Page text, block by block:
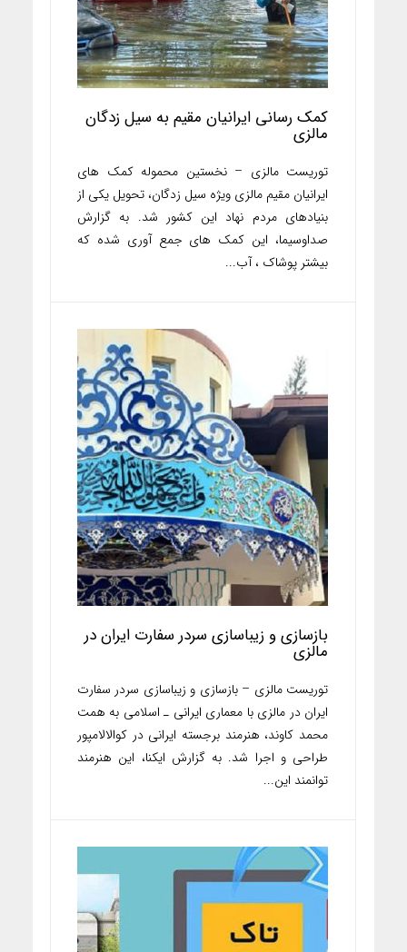
کمک رسانی ایرانیان مقیم به سیل زدگان
مالزی
توریست مالزی – نخستین محموله کمک های
ایرانیان مقیم مالزی ویژه سیل زدگان، تحویل یکی از
بنیادهای مردم نهاد این کشور شد. به گزارش
صداوسیما، این کمک های جمع آوری شده که
بیشتر پوشاک ، آب...
بازسازی و زیباسازی سردر سفارت ایران در
مالزی
توریست مالزی – بازسازی و زیباسازی سردر سفارت
ایران در مالزی با معماری ایرانی ـ اسلامی به همت
محمد کاوند، هنرمند برجسته ایرانی در کوالالامپور
طراحی و اجرا شد. به گزارش ایکنا، این هنرمند
توانمند این...